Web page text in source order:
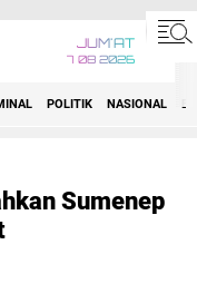
JUM'AT
7 08 2026
POLITIK NASIONAL
Sumenep